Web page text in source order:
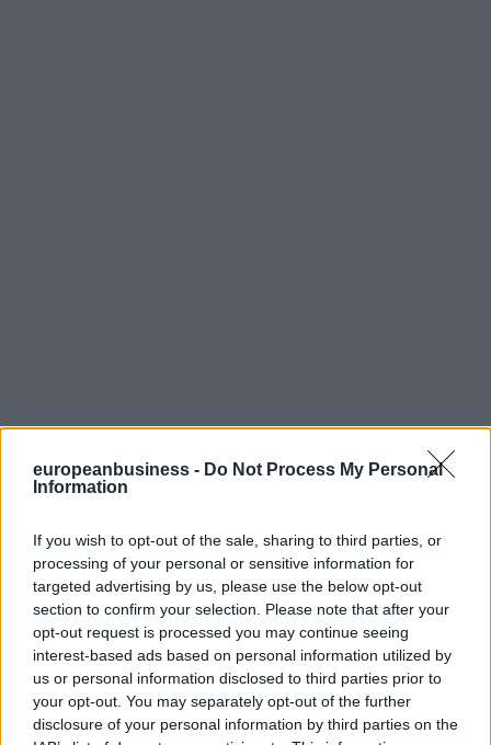
europeanbusiness - Do Not Process My Personal
Information
If you wish to opt-out of the sale, sharing to third parties, or
processing of your personal or sensitive information for
targeted advertising by us, please use the below opt-out
section to confirm your selection. Please note that after your
opt-out request is processed you may continue seeing
interest-based ads based on personal information utilized by
us or personal information disclosed to third parties prior to
your opt-out. You may separately opt-out of the further
disclosure of your personal information by third parties on the